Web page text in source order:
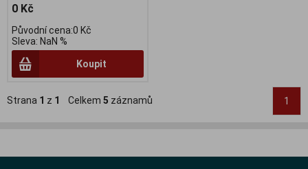
0 Kč
Původní cena:0 Kč
Sleva: NaN %
Koupit
Strana 1 z 1 Celkem 5 záznamů 1